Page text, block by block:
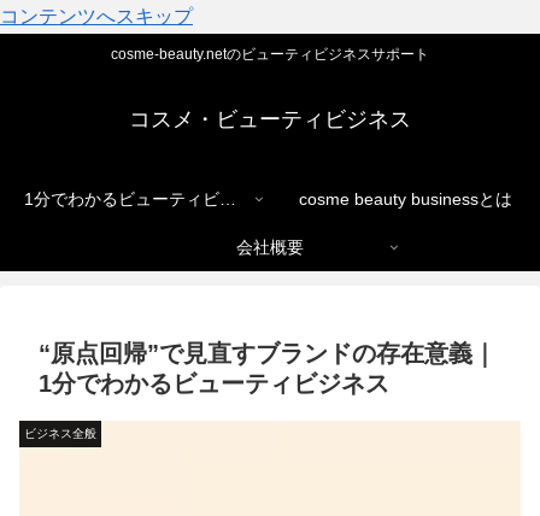
コンテンツへスキップ
cosme-beauty.netのビューティビジネスサポート
コスメ・ビューティビジネス
1分でわかるビューティビジネス cosme beauty businessとは
会社概要
“原点回帰”で見直すブランドの存在意義｜
1分でわかるビューティビジネス
ビジネス全般